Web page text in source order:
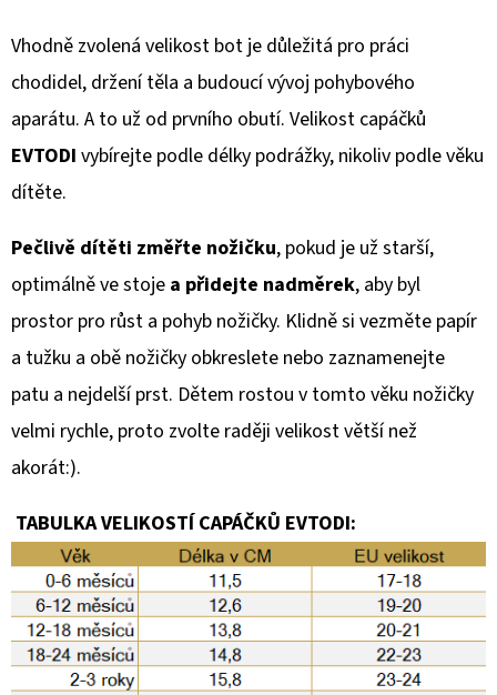
Vhodně zvolená velikost bot je důležitá pro práci
chodidel, držení těla a budoucí vývoj pohybového
aparátu. A to už od prvního obutí. Velikost capáčků
EVTODI vybírejte podle délky podrážky, nikoliv podle věku
dítěte.
Pečlivě dítěti změřte nožičku, pokud je už starší,
optimálně ve stoje a přidejte nadměrek, aby byl
prostor pro růst a pohyb nožičky. Klidně si vezměte papír
a tužku a obě nožičky obkreslete nebo zaznamenejte
patu a nejdelší prst. Dětem rostou v tomto věku nožičky
velmi rychle, proto zvolte raději velikost větší než
akorát:).
TABULKA VELIKOSTÍ CAPÁČKŮ EVTODI: